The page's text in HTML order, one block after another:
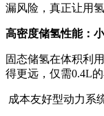
漏风险，真正让用
高密度储氢性能：
固态储氢在体积利
得更远，仅需0.4L
成本友好型动力系